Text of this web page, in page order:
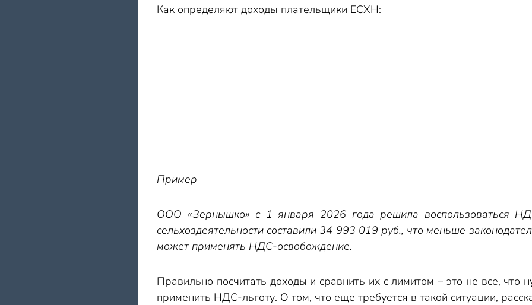
Как определяют доходы плательщики ЕСХН:
Пример
ООО «Зернышко» с 1 января 2026 года решила воспользоваться
сельхоздеятельности составили 34 993 019 руб., что меньше
может применять НДС-освобождение.
Правильно посчитать доходы и сравнить их с лимитом – это не все,
применить НДС-льготу. О том, что еще требуется в такой ситуации,